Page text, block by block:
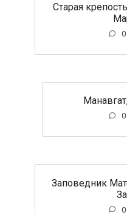
Старая
0
0
Заповедник
0